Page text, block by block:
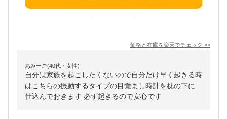
価格と在庫を楽天でチェック >>
あみーご(40代・女性)
自分は家族を起こしたくないので自分だけ早く起きる時
はこちらの振動するタイプの目覚まし時計を枕の下に
仕込んでおきます 必ず起きるので安心です